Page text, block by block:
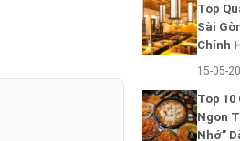
Top
Sài
Chính
15-05-
Top 10
Ngon
Nhớ”